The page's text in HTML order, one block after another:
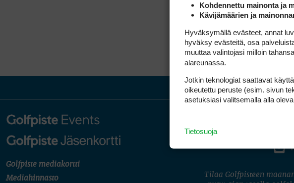
Golfpiste mediakortti
Mediahinnasto
Tilaa Golfpisteen
Kohdennettu mainonta ja
Kävijämäärien ja
Hyväksymällä evästeet, annat
hyväksy evästeitä, osa
muuttaa valintojasi milloin
alareunassa.
Jotkin teknologiat saattavat
oikeutettu peruste (esim. sivun
asetuksiasi valitsemalla alla
Tietosuoja